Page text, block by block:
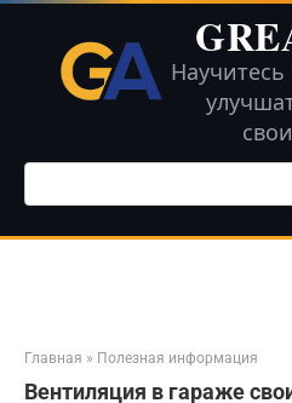
Перейти
контенту
Поиск:
Главная » Полезная информация
Вентиляция в гараже